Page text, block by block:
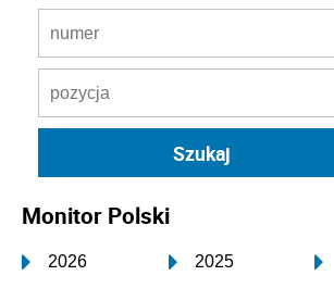
Monitor Polski
2026 2025